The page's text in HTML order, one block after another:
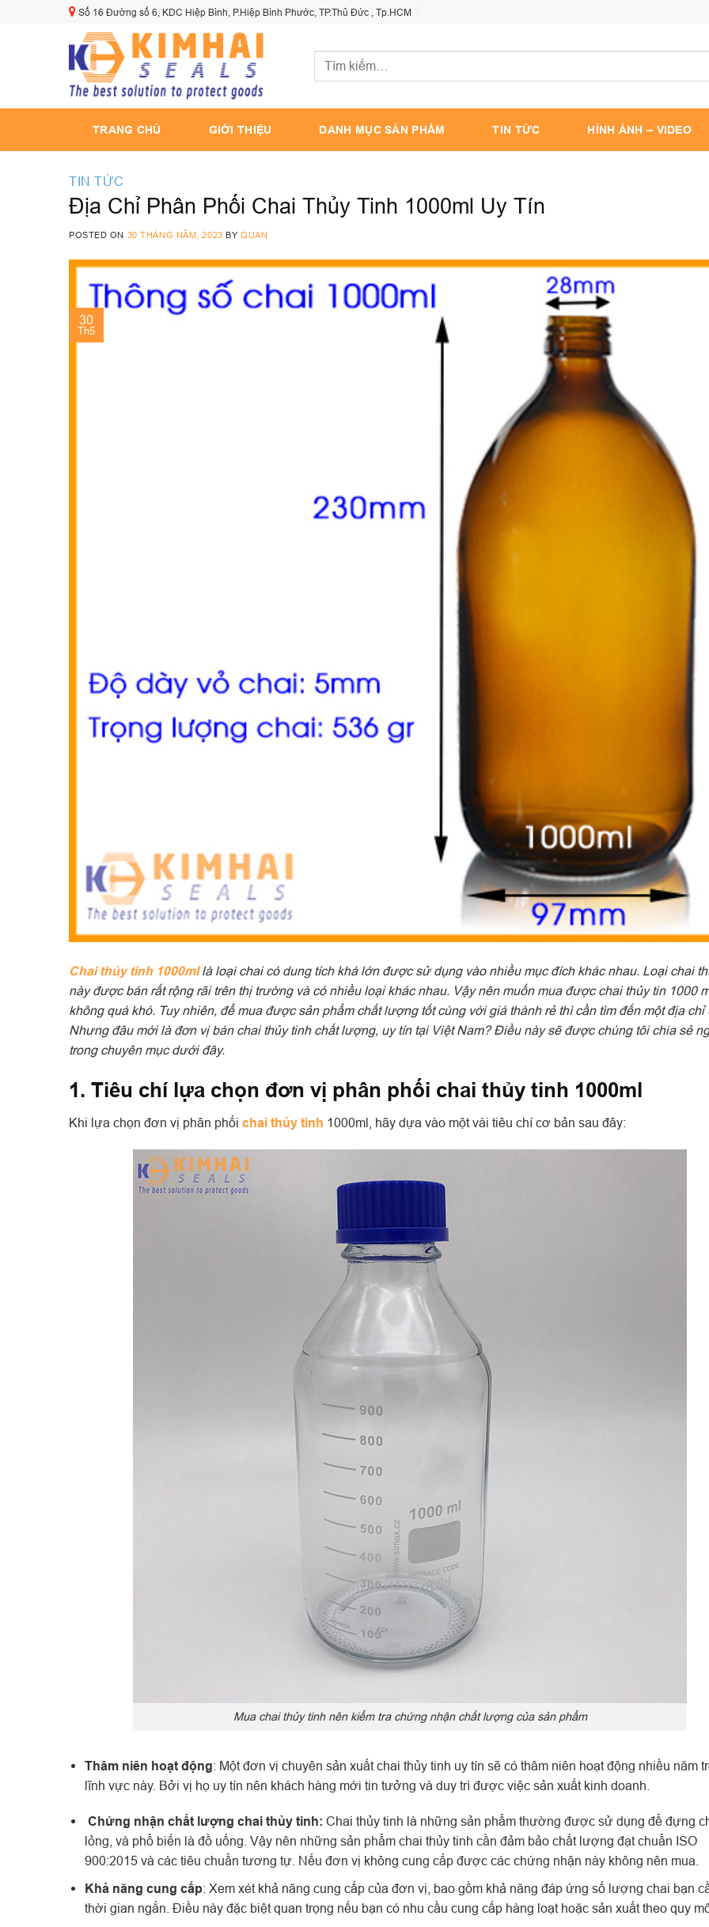
Số 16 Đường số 6, KDC Hiệp Bình, P.Hiệp Bình Phước, TP.Thủ Đức , Tp.HCM
Tìm
TRANG CHỦ GIỚI THIỆU DANH MỤC SẢN PHẨM TIN TỨC HÌNH ẢNH – VIDEO
TIN TỨC
Địa Chỉ Phân Phối Chai Thủy Tinh 1000ml Uy Tín
POSTED ON 30 THÁNG NĂM, 2023 BY QUAN
30
Th5
Chai thủy tinh 1000mllà loại chai có dung tích khá lớn được sử dụng vào nhiều mục đích khác nhau. Loại chai
này được bán rất rộng rãi trên thị trường và có nhiều loại khác nhau. Vậy nên muốn mua được chai thủy tin 1000
không quá khó. Tuy nhiên, để mua được sản phẩm chất lượng tốt cùng với giá thành rẻ thì cần tìm đến một địa chỉ
Nhưng đâu mới là đơn vị bán chai thủy tinh chất lượng, uy tín tại Việt Nam? Điều này sẽ được chúng tôi chia sẻ
trong chuyên mục dưới đây.
1. Tiêu chí lựa chọn đơn vị phân phối chai thủy tinh 1000ml
Khi lựa chọn đơn vị phân phối chai thủy tinh 1000ml, hãy dựa vào một vài tiêu chí cơ bản sau đây:
Mua chai thủy tinh nên kiểm tra chứng nhận chất lượng của sản phẩm
Thâm niên hoạt động: Một đơn vị chuyên sản xuất chai thủy tinh uy tín sẽ có thâm niên hoạt động nhiều năm
lĩnh vực này. Bởi vị họ uy tín nên khách hàng mới tin tưởng và duy trì được việc sản xuất kinh doanh.
Chứng nhận chất lượng chai thủy tinh: Chai thủy tinh là những sản phẩm thường được sử dụng để đựng
lỏng, và phổ biến là đồ uống. Vậy nên những sản phẩm chai thủy tinh cần đảm bảo chất lượng đạt chuẩn ISO
900:2015 và các tiêu chuẩn tương tự. Nếu đơn vị không cung cấp được các chứng nhận này không nên mua.
Khả năng cung cấp: Xem xét khả năng cung cấp của đơn vị, bao gồm khả năng đáp ứng số lượng chai bạn
thời gian ngắn. Điều này đặc biệt quan trọng nếu bạn có nhu cầu cung cấp hàng loạt hoặc sản xuất theo quy